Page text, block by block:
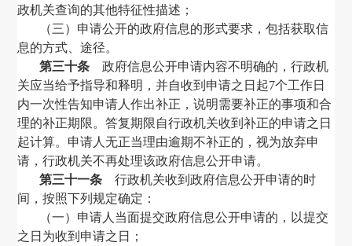
政机关查询的其他特征性描述；
（三）申请公开的政府信息的形式要求，包括获取信
息的方式、途径。
第三十条 政府信息公开申请内容不明确的，行政机
关应当给予指导和释明，并自收到申请之日起7个工作日
内一次性告知申请人作出补正，说明需要补正的事项和合
理的补正期限。答复期限自行政机关收到补正的申请之日
起计算。申请人无正当理由逾期不补正的，视为放弃申
请，行政机关不再处理该政府信息公开申请。
第三十一条 行政机关收到政府信息公开申请的时
间，按照下列规定确定：
（一）申请人当面提交政府信息公开申请的，以提交
之日为收到申请之日；